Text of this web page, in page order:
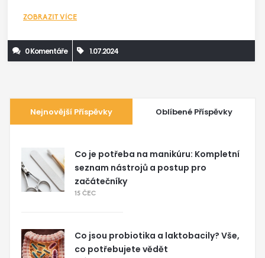
ZOBRAZIT VÍCE
0 Komentáře 1.07.2024
Nejnovější Příspěvky Oblíbené Příspěvky
Co je potřeba na manikúru: Kompletní
seznam nástrojů a postup pro
začátečníky
15 ČEC
Co jsou probiotika a laktobacily? Vše,
co potřebujete vědět